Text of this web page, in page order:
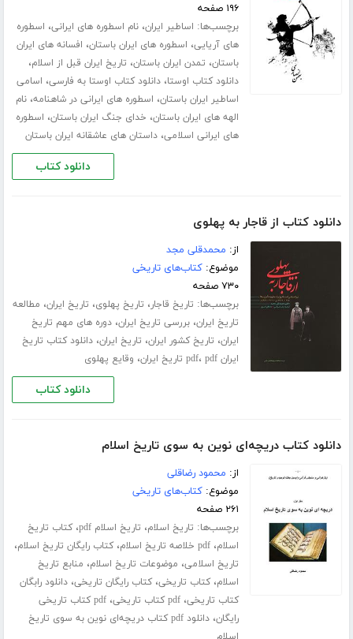
۱۹۶ صفحه
برچسب‌ها: اساطیر ایران،نام اسطوره های ایرانی، اسطوره
های آریایی، اسطوره های ایران باستان، افسانه های ایران
باستان، تمدن ایران باستان، تاریخ ایران قبل از اسلام،
دانلود کتاب اوستا،دانلود کتاب اوستا به فارسی، اسامی
اساطیر ایران باستان، اسطوره های ایرانی در شاهنامه،نام
الهه های ایران باستان، خدای جنگ ایران باستان، اسطوره
های ایرانی اسلامی،داستان های عاشقانه ایران باستان
دانلود کتاب
دانلود کتاب از قاجار به پهلوی
از: محمدقلی مجد
موضوع:کتاب‌های تاریخی
۷۳۰ صفحه
برچسب‌ها: تاریخ قاجار، تاریخ پهلوی، تاریخ ایران، مطالعه
تاریخ ایران،بررسی تاریخ ایران،دوره های مهم تاریخ
ایران، تاریخ کشور ایران، تاریخ ایران،دانلود کتاب تاریخ
ایران pdf
، pdf تاریخ ایران ، وقایع پهلوی
دانلود کتاب
دانلود کتاب دریچه‌ای نوین به سوی تاریخ اسلام
از: محمود رضاقلی
موضوع:کتاب‌های تاریخی
۲۶۱ صفحه
برچسب‌ها: تاریخ اسلام، تاریخ اسلام pdf ،کتاب تاریخ
اسلام،pdf خلاصه تاریخ اسلام ،کتاب رایگان تاریخ اسلام،
تاریخ اسلامی، موضوعات تاریخ اسلام، منابع تاریخ
اسلام،کتاب تاریخی،کتاب رایگان تاریخی،دانلود رابگان
کتاب تاریخی،pdf کتاب تاریخی ،
pdf کتاب تاریخی
رایگان،
دانلود pdf کتاب دریچه‌ای نوین به سوی تاریخ